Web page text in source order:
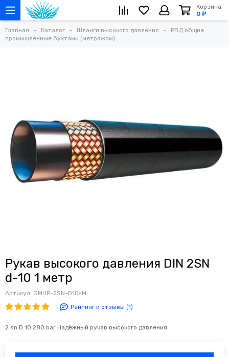
Корзина
0 ₽
Главная Каталог Шланги высокого давления
РВД общие
промышленные бухтами (метражом)
Рукав высокого давления DIN 2SN
d-10 1 метр
Артикул: GMHP-2SN-D10-M
Рейтинг и отзывы (1)
2 sn D 10 280 bar Надёжный рукав высокого давления